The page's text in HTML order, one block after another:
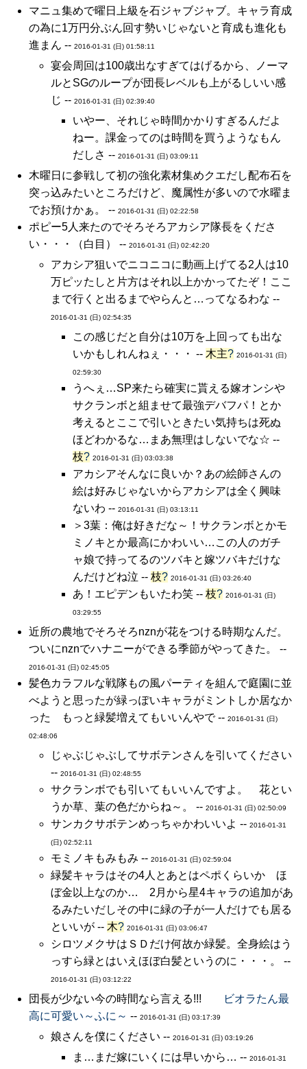
マニュ集めで曜日上級を石ジャブジャブ。キャラ育成
の為に1万円分ぶん回す勢いじゃないと育成も進化も
進まん -- 2016-01-31 (日) 01:58:11
宴会周回は100歳出なすぎてはげるから、ノーマ
ルとSGのループが団長レベルも上がるしいい感
じ -- 2016-01-31 (日) 02:39:40
いやー、それじゃ時間かかりすぎるんだよ
ねー。課金ってのは時間を買うようなもん
だしさ -- 2016-01-31 (日) 03:09:11
木曜日に参戦して初の強化素材集めクエだし配布石を
突っ込みたいところだけど、魔属性が多いので水曜ま
でお預けかぁ。 -- 2016-01-31 (日) 02:22:58
ポピー5人来たのでそろそろアカシア隊長をくださ
い・・・（白目） -- 2016-01-31 (日) 02:42:20
アカシア狙いでニコニコに動画上げてる2人は10
万ピッたしと片方はそれ以上かかってたぞ！ここ
まで行くと出るまでやらんと…ってなるわな --
2016-01-31 (日) 02:54:35
この感じだと自分は10万を上回っても出な
いかもしれんねぇ・・・ -- 木主? 2016-01-31 (日)
02:59:30
うへぇ…SP来たら確実に貰える嫁オンシや
サクランボと組ませて最強デバフパ！とか
考えるとここで引いときたい気持ちは死ぬ
ほどわかるな…まあ無理はしないでな☆ --
枝? 2016-01-31 (日) 03:03:38
アカシアそんなに良いか？あの絵師さんの
絵は好みじゃないからアカシアは全く興味
ないわ -- 2016-01-31 (日) 03:13:11
＞3葉：俺は好きだな～！サクランボとかモ
ミノキとか最高にかわいい…この人のガチ
ャ娘で持ってるのツバキと嫁ツバキだけな
んだけどね泣 -- 枝? 2016-01-31 (日) 03:26:40
あ！エピデンもいたわ笑 -- 枝? 2016-01-31 (日)
03:29:55
近所の農地でそろそろnznが花をつける時期なんだ。
ついにnznでハナニーができる季節がやってきた。 --
2016-01-31 (日) 02:45:05
髪色カラフルな戦隊もの風パーティを組んで庭園に並
べようと思ったが緑っぽいキャラがミントしか居なか
った もっと緑髪増えてもいいんやで -- 2016-01-31 (日)
02:48:06
じゃぶじゃぶしてサボテンさんを引いてください
-- 2016-01-31 (日) 02:48:55
サクランボでも引いてもいいんですよ。 花とい
うか草、葉の色だからね～。 -- 2016-01-31 (日) 02:50:09
サンカクサボテンめっちゃかわいいよ -- 2016-01-31
(日) 02:52:11
モミノキもみもみ -- 2016-01-31 (日) 02:59:04
緑髪キャラはその4人とあとはペポくらいか ほ
ぼ金以上なのか… 2月から星4キャラの追加があ
るみたいだしその中に緑の子が一人だけでも居る
といいが -- 木? 2016-01-31 (日) 03:06:47
シロツメクサはＳＤだけ何故か緑髪。全身絵はう
っすら緑とはいえほぼ白髪というのに・・・。 --
2016-01-31 (日) 03:12:22
団長が少ない今の時間なら言える!!!
ビオラたん最
高に可愛い～ふに～ -- 2016-01-31 (日) 03:17:39
娘さんを僕にください -- 2016-01-31 (日) 03:19:26
ま…まだ嫁にいくには早いから… -- 2016-01-31